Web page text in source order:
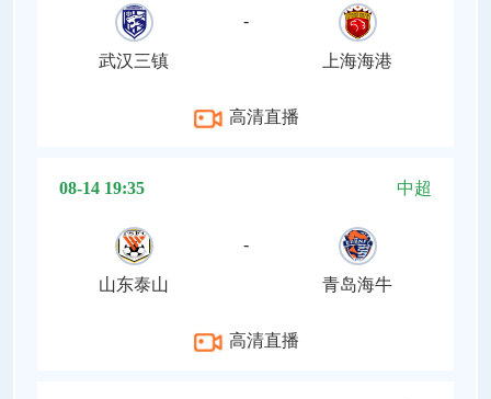
武汉三镇
-
上海海港
高清直播
08-14 19:35 中超
山东泰山
-
青岛海牛
高清直播